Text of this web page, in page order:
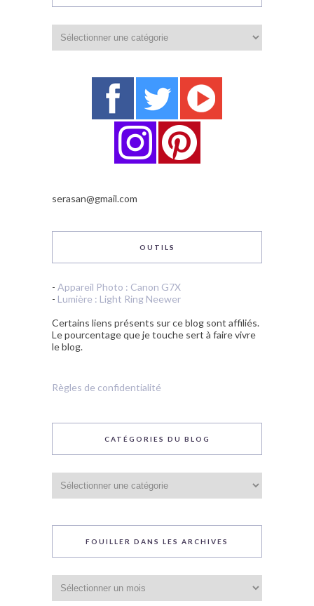
serasan@gmail.com
OUTILS
- Appareil Photo : Canon G7X
- Lumière : Light Ring Neewer
Certains liens présents sur ce blog sont affiliés.
Le pourcentage que je touche sert à faire vivre
le blog.
Règles de confidentialité
CATÉGORIES DU BLOG
du
blog
FOUILLER DANS LES ARCHIVES
dans